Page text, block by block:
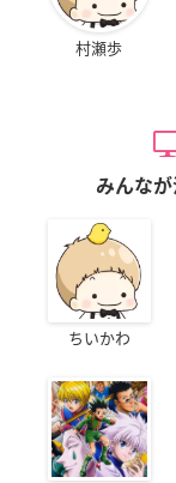
村瀬歩
みんな
ちいかわ